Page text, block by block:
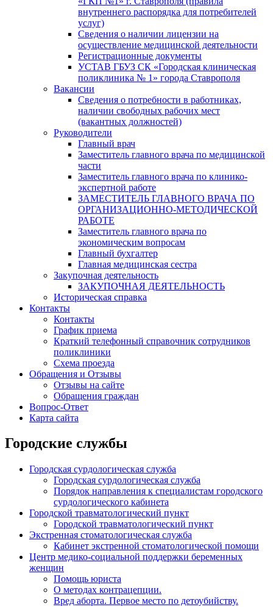
внутреннего распорядка для потребителей
услуг)
Сведения о наличии лицензии на
осуществление медицинской деятельности
Регистрационные документы
УСТАВ ГБУЗ СК «Городская клиническая
поликлиника № 1» города Ставрополя
Вакансии
Сведения о потребности в работниках,
наличии свободных рабочих мест
(вакантных должностей)
Руководители
Главный врач
Заместитель главного врача по медицинской
части
Заместитель главного врача по клинико-
экспертной работе
ЗАМЕСТИТЕЛЬ ГЛАВНОГО ВРАЧА ПО
ОРГАНИЗАЦИОННО-МЕТОДИЧЕСКОЙ
РАБОТЕ
Заместитель главного врача по
экономическим вопросам
Главный бухгалтер
Главная медицинская сестра
Закупочная деятельность
ЗАКУПОЧНАЯ ДЕЯТЕЛЬНОСТЬ
Историческая справка
Контакты
Контакты
График приема
Краткий телефонный справочник сотрудников
поликлиники
Схема проезда
Обращения и Отзывы
Отзывы на сайте
Обращения граждан
Вопрос-Ответ
Карта сайта
Городские службы
Городская сурдологическая служба
Городская сурдологическая служба
Порядок направления к специалистам городского
сурдологического кабинета
Городской травматологический пункт
Городской травматологический пункт
Экстренная стоматологическая служба
Кабинет экстренной стоматологической помощи
Центр медико-социальной поддержки беременных
женщин
Помощь юриста
О методах контрацепции.
Вред аборта. Первое место по детоубийству.